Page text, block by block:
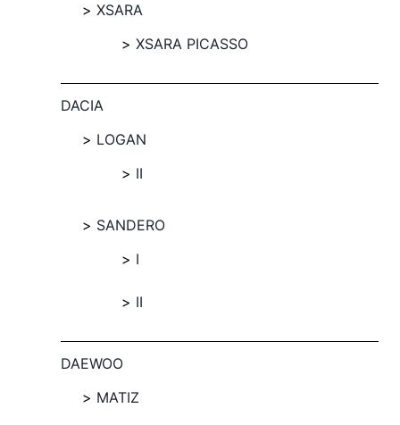
XSARA
XSARA PICASSO
DACIA
LOGAN
II
SANDERO
I
II
DAEWOO
MATIZ